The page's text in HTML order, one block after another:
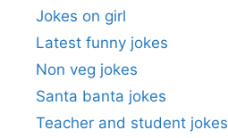
Jokes on girl
Latest funny jokes
Non veg jokes
Santa banta jokes
Teacher and student jokes